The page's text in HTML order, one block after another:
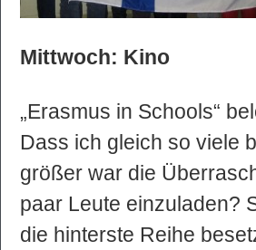
Mittwoch: Kino
„Erasmus in Schools“
Dass ich gleich so viele
größer war die
paar Leute einzuladen?
die hinterste Reihe